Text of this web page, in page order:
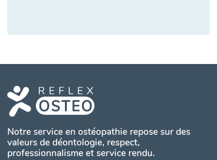
Notre service en ostéopathie repose sur des
valeurs de déontologie, respect,
professionnalisme et service rendu.